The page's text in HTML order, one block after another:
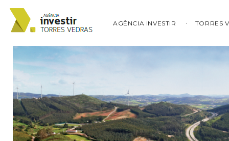
AGÊNCIA INVESTIR TORRES